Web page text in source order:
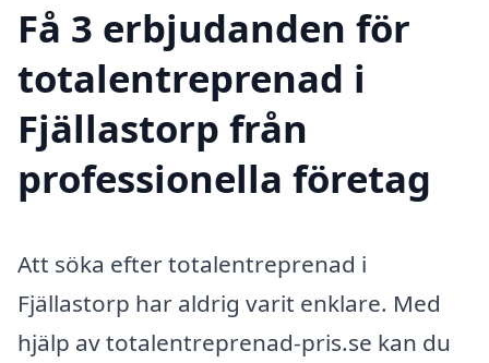
Få 3 erbjudanden för
totalentreprenad i
Fjällastorp från
professionella företag
Att söka efter totalentreprenad i
Fjällastorp har aldrig varit enklare. Med
hjälp av totalentreprenad-pris.se kan du